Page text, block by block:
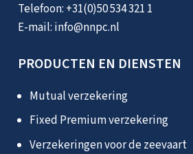
Telefoon: +31(0)50 534 321 1
E-mail: info@nnpc.nl
PRODUCTEN EN DIENSTEN
Mutual verzekering
Fixed Premium verzekering
Verzekeringen voor de zeevaart